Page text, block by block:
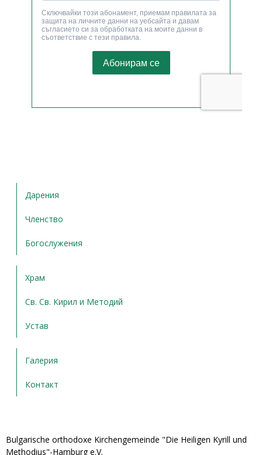
Дарения
Членство
Богослужения
Храм
Св. Св. Кирил и Методий
Устав
Галерия
Контакт
Bulgarische orthodoxe Kirchengemeinde "Die Heiligen Kyrill und
Methodius"-Hamburg e.V.